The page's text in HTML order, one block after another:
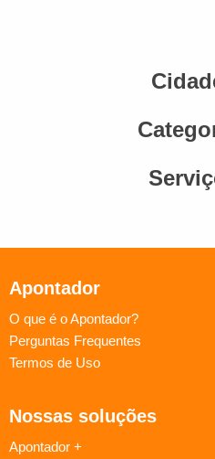
Apontador
O que é o Apontador?
Perguntas Frequentes
Termos de Uso
Nossas soluções
Apontador +